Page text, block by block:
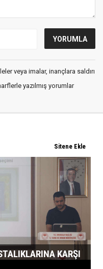
veya imalar, inançlara saldırı
yazılmış yorumlar